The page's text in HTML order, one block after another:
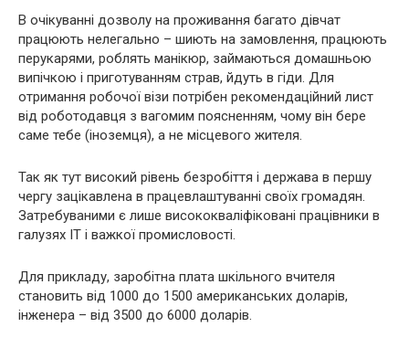
В очікуванні дозволу на проживання багато дівчат
працюють нелегально – шиють на замовлення, працюють
перукарями, роблять манікюр, займаються домашньою
випічкою і приготуванням страв, йдуть в гіди. Для
отримання робочої візи потрібен рекомендаційний лист
від роботодавця з вагомим поясненням, чому він бере
саме тебе (іноземця), а не місцевого жителя.
Так як тут високий рівень безробіття і держава в першу
чергу зацікавлена в працевлаштуванні своїх громадян.
Затребуваними є лише висококваліфіковані працівники в
галузях IT і важкої промисловості.
Для прикладу, заробітна плата шкільного вчителя
становить від 1000 до 1500 американських доларів,
інженера – від 3500 до 6000 доларів.